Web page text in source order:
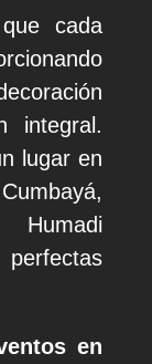
cada
integral.
lugar en
Humadi
en